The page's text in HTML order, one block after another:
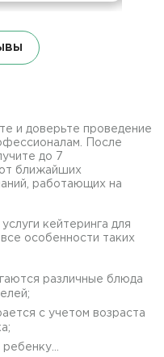
и доверьте проведение
После
до 7
ближайших
работающих на
кейтеринга для
особенности таких
различные блюда
с учетом возраста